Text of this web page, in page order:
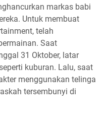
markas babi
Untuk membuat
telah
Saat
31 Oktober, latar
kuburan. Lalu, saat
menggunakan telinga
tersembunyi di